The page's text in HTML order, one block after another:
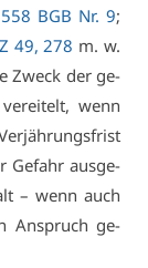
BGB Nr. 9;
49, 278 m. w.
Zweck der ge­
wenn
Ge­fahr aus­ge­
– wenn auch
An­spruch ge­